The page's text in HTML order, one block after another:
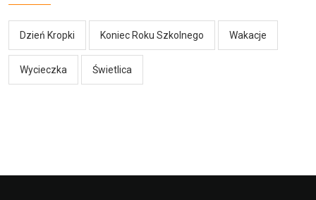
Dzień Kropki Koniec Roku Szkolnego Wakacje
Wycieczka Świetlica